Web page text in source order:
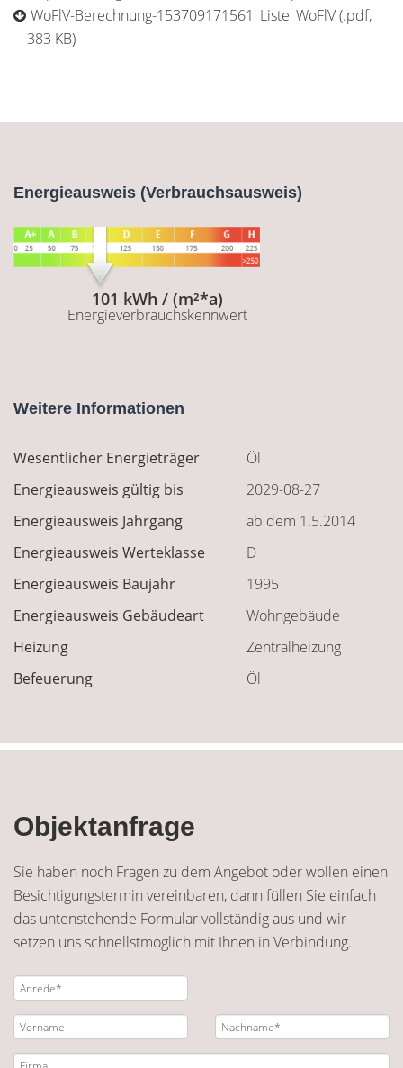
WoFlV-Berechnung-153709171561_Liste_WoFlV (.pdf,
383 KB)
Energieausweis (Verbrauchsausweis)
101 kWh / (m²*a)
Energieverbrauchskennwert
Weitere Informationen
Wesentlicher Energieträger
Öl
Energieausweis gültig bis
2029-08-27
Energieausweis Jahrgang
ab dem 1.5.2014
Energieausweis Werteklasse
D
Energieausweis Baujahr
1995
Energieausweis Gebäudeart
Wohngebäude
Heizung
Zentralheizung
Befeuerung
Öl
Objektanfrage
Sie haben noch Fragen zu dem Angebot oder wollen einen
Besichtigungstermin vereinbaren, dann füllen Sie einfach
das untenstehende Formular vollständig aus und wir
setzen uns schnellstmöglich mit Ihnen in Verbindung.